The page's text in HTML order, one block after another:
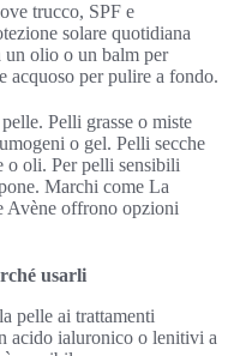
trucco, SPF e
solare quotidiana
un olio o un balm per
acquoso per pulire a fondo.
Pelli grasse o miste
o gel. Pelli secche
o oli. Per pelli sensibili
Marchi come La
Avène offrono opzioni
usarli
pelle ai trattamenti
acido ialuronico o lenitivi a